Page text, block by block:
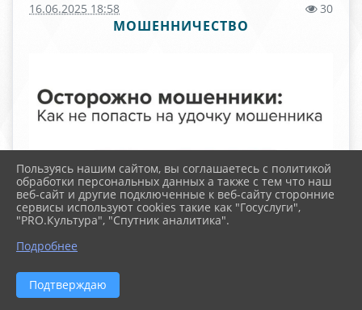
16.06.2025 18:58 30
МОШЕННИЧЕСТВО
Пользуясь нашим сайтом, вы соглашаетесь с политикой
обработки персональных данных а также с тем что наш
веб-сайт и другие подключенные к веб-сайту сторонние
сервисы используют cookies такие как "Госуслуги",
"PRO.Культура", "Спутник аналитика".
Подробнее
Подтверждаю